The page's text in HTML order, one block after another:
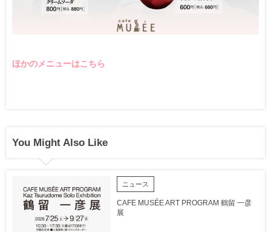
ほかのメニューはこちら
You Might Also Like
ニュース
CAFE MUSÉE ART PROGRAM 鶴留 一彦
展